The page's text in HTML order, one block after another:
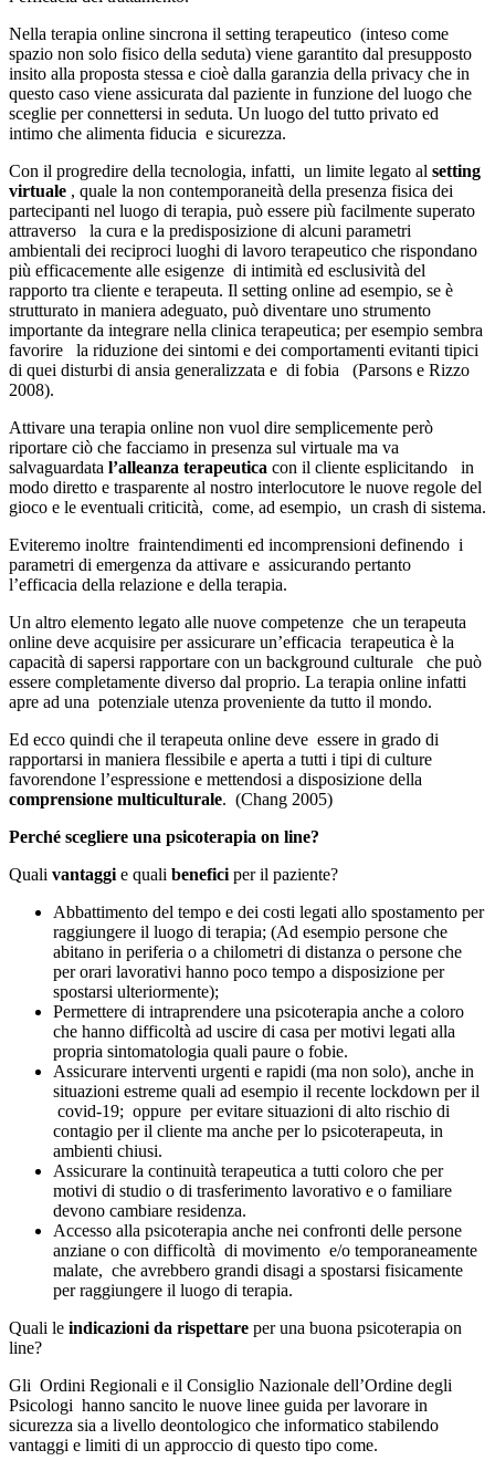
Nella terapia online sincrona il setting terapeutico (inteso come
spazio non solo fisico della seduta) viene garantito dal presupposto
insito alla proposta stessa e cioè dalla garanzia della privacy che in
questo caso viene assicurata dal paziente in funzione del luogo che
sceglie per connettersi in seduta. Un luogo del tutto privato ed
intimo che alimenta fiducia e sicurezza.
Con il progredire della tecnologia, infatti, un limite legato al setting
virtuale , quale la non contemporaneità della presenza fisica dei
partecipanti nel luogo di terapia, può essere più facilmente superato
attraverso la cura e la predisposizione di alcuni parametri
ambientali dei reciproci luoghi di lavoro terapeutico che rispondano
più efficacemente alle esigenze di intimità ed esclusività del
rapporto tra cliente e terapeuta. Il setting online ad esempio, se è
strutturato in maniera adeguato, può diventare uno strumento
importante da integrare nella clinica terapeutica; per esempio sembra
favorire la riduzione dei sintomi e dei comportamenti evitanti tipici
di quei disturbi di ansia generalizzata e di fobia (Parsons e Rizzo
2008).
Attivare una terapia online non vuol dire semplicemente però
riportare ciò che facciamo in presenza sul virtuale ma va
salvaguardata l’alleanza terapeutica con il cliente esplicitando in
modo diretto e trasparente al nostro interlocutore le nuove regole del
gioco e le eventuali criticità, come, ad esempio, un crash di sistema.
Eviteremo inoltre fraintendimenti ed incomprensioni definendo i
parametri di emergenza da attivare e assicurando pertanto
l’efficacia della relazione e della terapia.
Un altro elemento legato alle nuove competenze che un terapeuta
online deve acquisire per assicurare un’efficacia terapeutica è la
capacità di sapersi rapportare con un background culturale che può
essere completamente diverso dal proprio. La terapia online infatti
apre ad una potenziale utenza proveniente da tutto il mondo.
Ed ecco quindi che il terapeuta online deve essere in grado di
rapportarsi in maniera flessibile e aperta a tutti i tipi di culture
favorendone l’espressione e mettendosi a disposizione della
comprensione multiculturale. (Chang 2005)
Perché scegliere una psicoterapia on line?
Quali vantaggi e quali benefici per il paziente?
Abbattimento del tempo e dei costi legati allo spostamento per
raggiungere il luogo di terapia; (Ad esempio persone che
abitano in periferia o a chilometri di distanza o persone che
per orari lavorativi hanno poco tempo a disposizione per
spostarsi ulteriormente);
Permettere di intraprendere una psicoterapia anche a coloro
che hanno difficoltà ad uscire di casa per motivi legati alla
propria sintomatologia quali paure o fobie.
Assicurare interventi urgenti e rapidi (ma non solo), anche in
situazioni estreme quali ad esempio il recente lockdown per il
covid-19; oppure per evitare situazioni di alto rischio di
contagio per il cliente ma anche per lo psicoterapeuta, in
ambienti chiusi.
Assicurare la continuità terapeutica a tutti coloro che per
motivi di studio o di trasferimento lavorativo e o familiare
devono cambiare residenza.
Accesso alla psicoterapia anche nei confronti delle persone
anziane o con difficoltà di movimento e/o temporaneamente
malate, che avrebbero grandi disagi a spostarsi fisicamente
per raggiungere il luogo di terapia.
Quali le indicazioni da rispettare per una buona psicoterapia on
line?
Gli Ordini Regionali e il Consiglio Nazionale dell’Ordine degli
Psicologi hanno sancito le nuove linee guida per lavorare in
sicurezza sia a livello deontologico che informatico stabilendo
vantaggi e limiti di un approccio di questo tipo come.